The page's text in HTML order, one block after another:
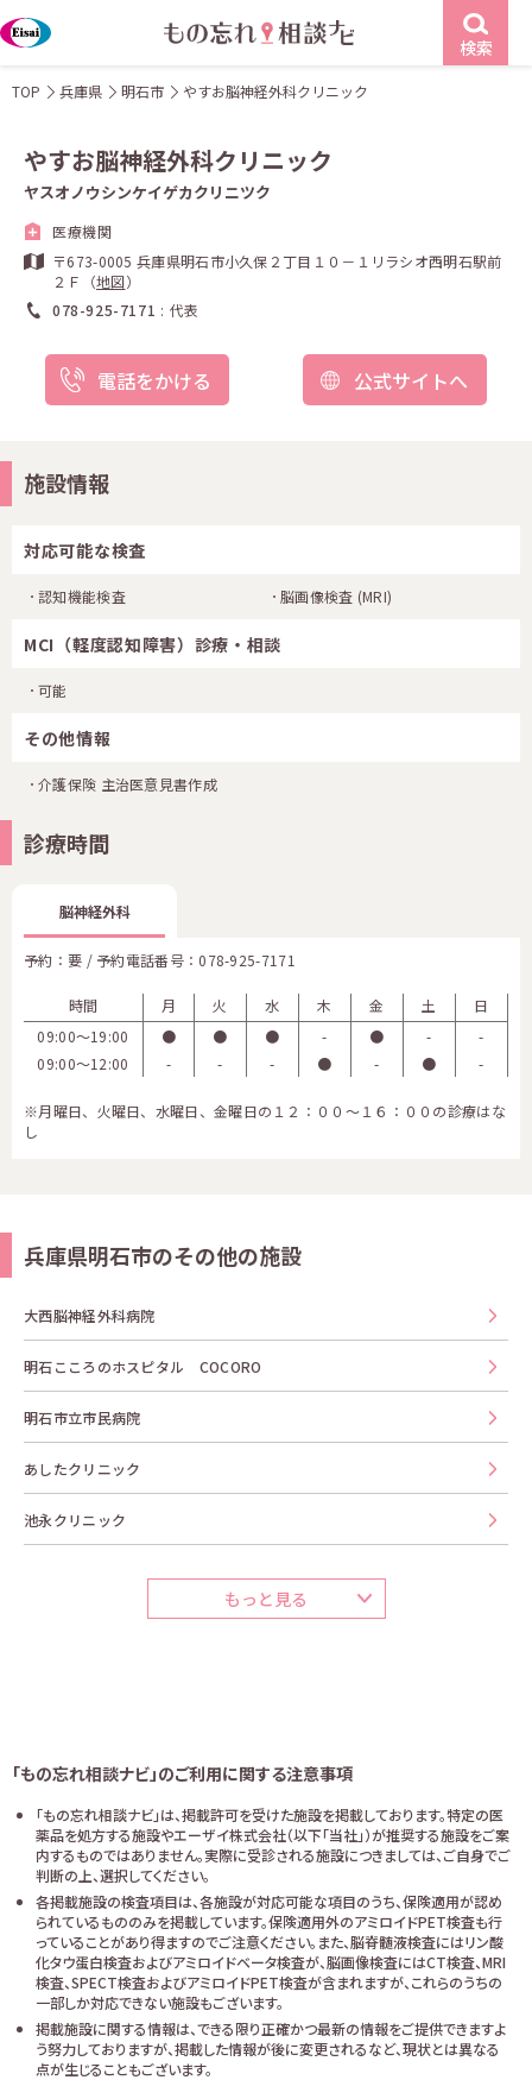
検索
TOP 兵庫県 明石市 やすお脳神経外科クリニック
やすお脳神経外科クリニック
ヤスオノウシンケイゲカクリニツク
医療機関
〒673-0005 兵庫県明石市小久保２丁目１０－１リラシオ西明石駅前
２Ｆ（地図）
078-925-7171
代表
電話をかける 公式サイトへ
施設情報
対応可能な検査
認知機能検査 脳画像検査 (MRI)
MCI（軽度認知障害）診療・相談
可能
その他情報
介護保険 主治医意見書作成
診療時間
脳神経外科
予約：要 / 予約電話番号： 078-925-7171
時間 月 火 水 木 金 土
日
09:00〜19:00
● ● ● - ● -
-
09:00〜12:00
- - - ● - ● -
※月曜日、火曜日、水曜日、金曜日の１２：００～１６：００の診療はな
し
兵庫県明石市のその他の施設
大西脳神経外科病院
明石こころのホスピタル COCORO
明石市立市民病院
あしたクリニック
池永クリニック
もっと見る
「もの忘れ相談ナビ」のご利用に関する注意事項
「もの忘れ相談ナビ」は、掲載許可を受けた施設を掲載しております。特定の医
薬品を処方する施設やエーザイ株式会社（以下「当社」）が推奨する施設をご案
内するものではありません。実際に受診される施設につきましては、ご自身でご
判断の上、選択してください。
各掲載施設の検査項目は、各施設が対応可能な項目のうち、保険適用が認め
られているもののみを掲載しています。保険適用外のアミロイドPET検査も行
っていることがあり得ますのでご注意ください。また、脳脊髄液検査にはリン酸
化タウ蛋白検査およびアミロイドベータ検査が、脳画像検査にはCT検査、MRI
検査、SPECT検査およびアミロイドPET検査が含まれますが、これらのうちの
一部しか対応できない施設もございます。
掲載施設に関する情報は、できる限り正確かつ最新の情報をご提供できますよ
う努力しておりますが、掲載した情報が後に変更されるなど、現状とは異なる
点が生じることもございます。